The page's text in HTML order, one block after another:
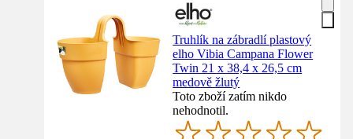
Truhlík na zábradlí plastový
elho Vibia Campana Flower
Twin 21 x 38,4 x 26,5 cm
medově žlutý
Toto zboží zatím nikdo
nehodnotil.